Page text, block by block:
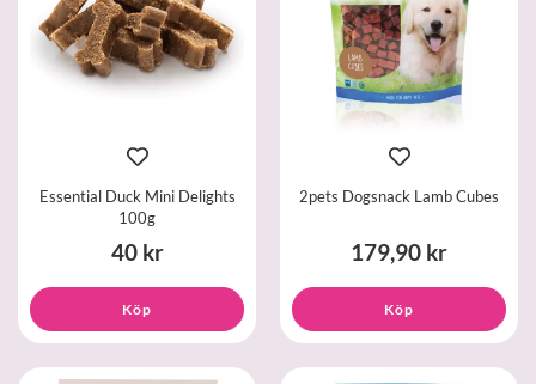
Essential Duck Mini Delights
100g
40 kr
Köp
2pets Dogsnack Lamb Cubes
179,90 kr
Köp